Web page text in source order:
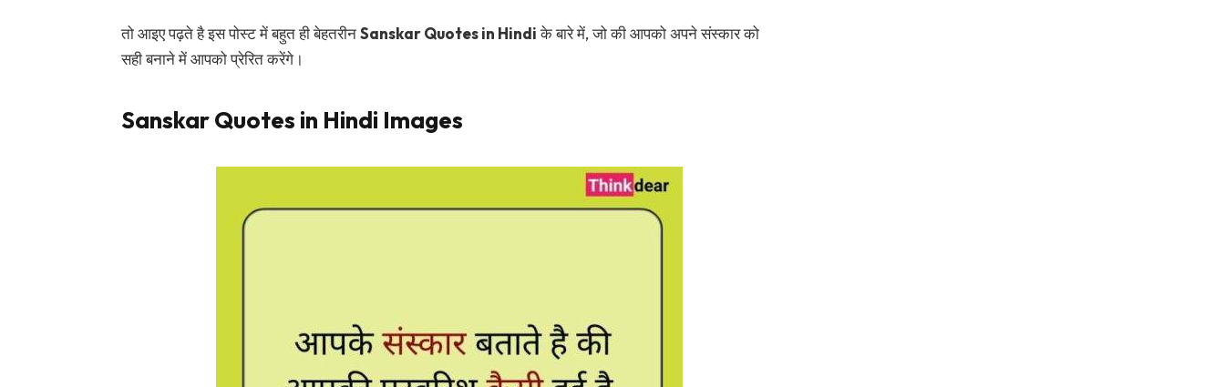
तो आइए पढ़ते है इस पोस्ट में बहुत ही बेहतरीनSanskar Quotes in Hindiके बारे में, जो की आपको अपने संस्कार को
सही बनाने में आपको प्रेरित करेंगे।
Sanskar Quotes in Hindi Images